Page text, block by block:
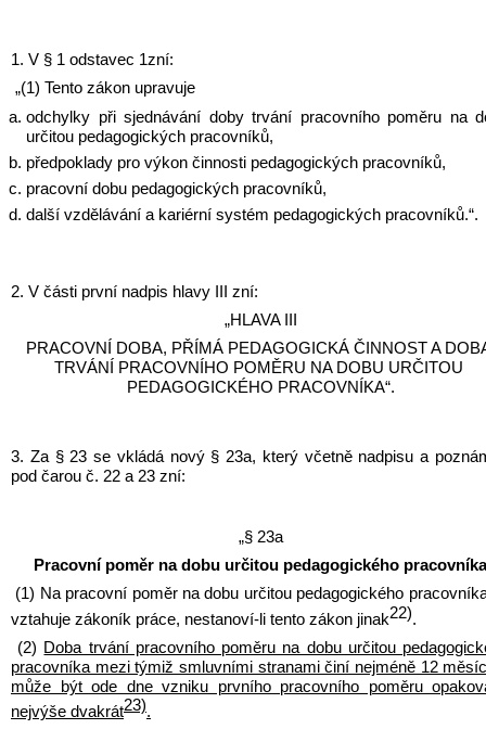
1. V § 1 odstavec 1zní:
„(1) Tento zákon upravuje
odchylky při sjednávání doby trvání pracovního poměru na
určitou pedagogických pracovníků,
předpoklady pro výkon činnosti pedagogických pracovníků,
pracovní dobu pedagogických pracovníků,
další vzdělávání a kariérní systém pedagogických pracovníků.“.
2. V části první nadpis hlavy III zní:
„HLAVA III
PRACOVNÍ DOBA, PŘÍMÁ PEDAGOGICKÁ ČINNOST A
TRVÁNÍ PRACOVNÍHO POMĚRU NA DOBU URČITOU
PEDAGOGICKÉHO PRACOVNÍKA“.
3. Za § 23 se vkládá nový § 23a, který včetně nadpisu a
pod čarou č. 22 a 23 zní:
„§ 23a
Pracovní poměr na dobu určitou pedagogického pracovníka
(1) Na pracovní poměr na dobu určitou pedagogického
vztahuje zákoník práce, nestanoví-li tento zákon jinak22).
(2) Doba trvání pracovního poměru na dobu určitou
pracovníka mezi týmiž smluvními stranami činí nejméně 12
může být ode dne vzniku prvního pracovního poměru
nejvýše dvakrát23).